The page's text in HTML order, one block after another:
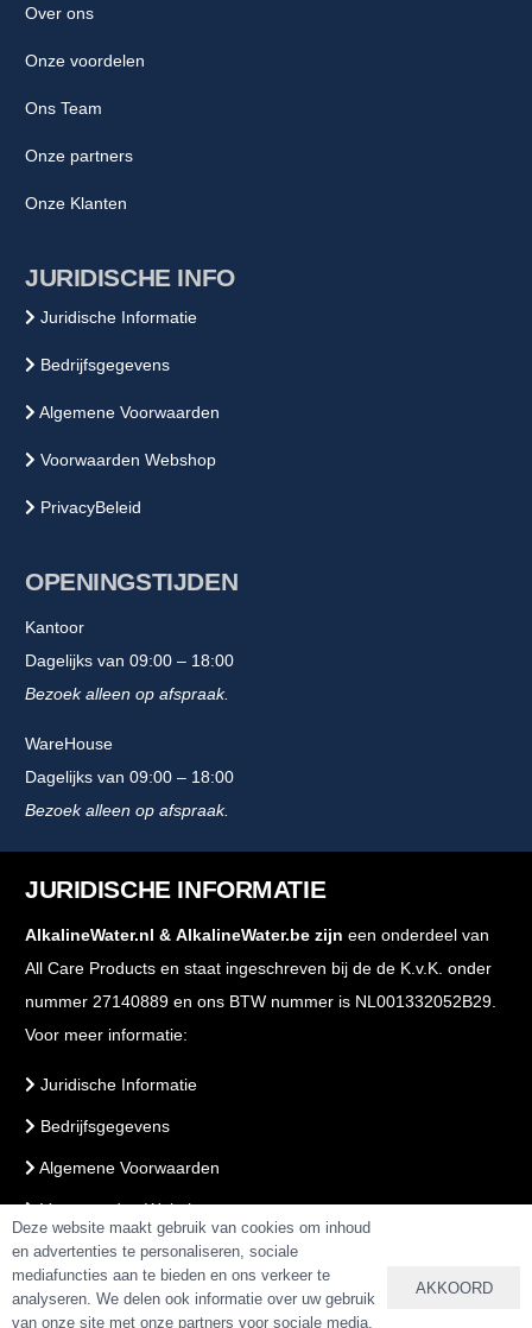
Over ons
Onze voordelen
Ons Team
Onze partners
Onze Klanten
JURIDISCHE INFO
Juridische Informatie
Bedrijfsgegevens
Algemene Voorwaarden
Voorwaarden Webshop
PrivacyBeleid
OPENINGSTIJDEN
Kantoor
Dagelijks van 09:00 – 18:00
Bezoek alleen op afspraak.
WareHouse
Dagelijks van 09:00 – 18:00
Bezoek alleen op afspraak.
JURIDISCHE INFORMATIE
AlkalineWater.nl & AlkalineWater.be zijn een onderdeel van
All Care Products en staat ingeschreven bij de de K.v.K. onder
nummer 27140889 en ons BTW nummer is NL001332052B29.
Voor meer informatie:
Juridische Informatie
Bedrijfsgegevens
Algemene Voorwaarden
Voorwaarden Webshop
PrivacyBeleid
Deze website maakt gebruik van cookies om inhoud
en advertenties te personaliseren, sociale
mediafuncties aan te bieden en ons verkeer te
analyseren. We delen ook informatie over uw gebruik
van onze site met onze partners voor sociale media,
AKKOORD